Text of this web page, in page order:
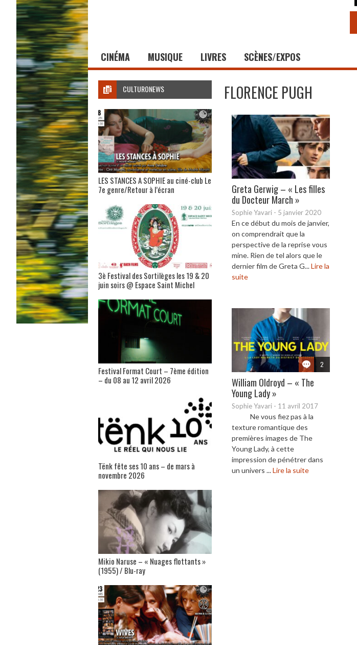
CINÉMA MUSIQUE LIVRES SCÈNES/EXPOS
FLORENCE PUGH
Greta Gerwig – « Les filles
du Docteur March »
Sophie Yavari - 5 janvier 2020
En ce début du mois de janvier,
on comprendrait que la
perspective de la reprise vous
mine. Rien de tel alors que le
dernier film de Greta G...Lire la
suite
2
William Oldroyd – « The
Young Lady »
Sophie Yavari - 11 avril 2017
Ne vous fiez pas à la
texture romantique des
premières images de The
Young Lady, à cette
impression de pénétrer dans
un univers ...Lire la suite
CULTURONEWS
LES STANCES A SOPHIE au ciné-club Le
7e genre/Retour à l’écran
3è Festival des Sortilèges les 19 & 20
juin soirs @ Espace Saint Michel
Festival Format Court – 7ème édition
– du 08 au 12 avril 2026
Tënk fête ses 10 ans – de mars à
novembre 2026
Mikio Naruse – « Nuages flottants »
(1955) / Blu-ray